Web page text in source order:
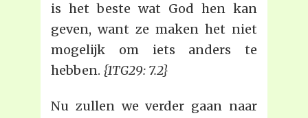
is het beste wat God hen kan
geven, want ze maken het niet
mogelijk om iets anders te
hebben. {1TG29: 7.2}
Nu zullen we verder gaan naar